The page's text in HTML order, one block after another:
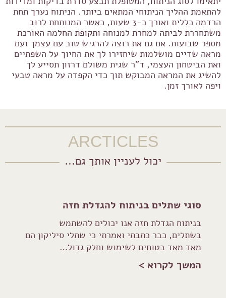
להתאמת ההליך הניתוחי המתאים ביותר. הניתוח נערך תחת
הרדמה כללית ואורך כ-3 שעות, כאשר המנותחת לרוב
משתחררת לביתה למחרת למנוחה ותקופת החלמה האורכת
מספר שבועות. אם גם את רוצה להרגיש טוב עם עצמך ועם
מראה שדיים מושלמות שיחזירו לך את החיוך על השפתיים
ואת הביטחון העצמי, ד"ר שגית משולם דרזון תסייע לך
להשיג את המראה המבוקש תוך כדי הקפדה על מראה טבעי
ויפה לאורך זמן.
ARCTICLES
יכול לעניין אותך גם...
סוגי שתלים בניתוח להגדלת חזה
בניתוח הגדלת חזה אנו יכולים להשתמש
בשתלים, כבר כתבתי ואמרתי כי שתלי סיליקון הם
מאד מאד בטוחים לשימוש וחלק גדול…
המשך לקרוא >